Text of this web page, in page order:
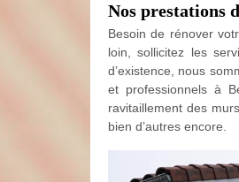
Nos prestations
Besoin de rénover
loin, sollicitez les
d’existence, nous
et professionnels à
ravitaillement des
bien d’autres encore.